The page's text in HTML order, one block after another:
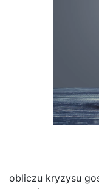
obliczu kryzysu